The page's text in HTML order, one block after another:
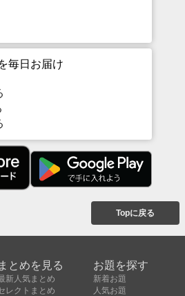
毎日お届け
Topに戻る
まとめを見る
新人気まとめ
レクトまとめ
お題を探す
新着お題
人気お題